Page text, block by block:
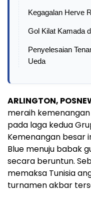
Kegagalan Herve
Gol Kilat Kamada
Penyelesaian
Ueda
ARLINGTON,
meraih
pada laga kedua
Kemenangan besar
Blue menuju babak
secara beruntun.
memaksa Tunisia
turnamen akbar